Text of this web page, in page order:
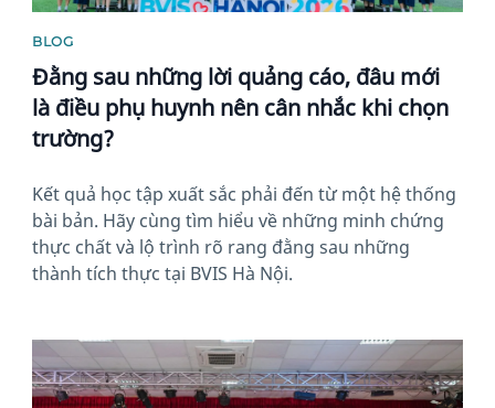
BLOG
Đằng sau những lời quảng cáo, đâu mới
là điều phụ huynh nên cân nhắc khi chọn
trường?
Kết quả học tập xuất sắc phải đến từ một hệ thống
bài bản. Hãy cùng tìm hiểu về những minh chứng
thực chất và lộ trình rõ rang đằng sau những
thành tích thực tại BVIS Hà Nội.
News image